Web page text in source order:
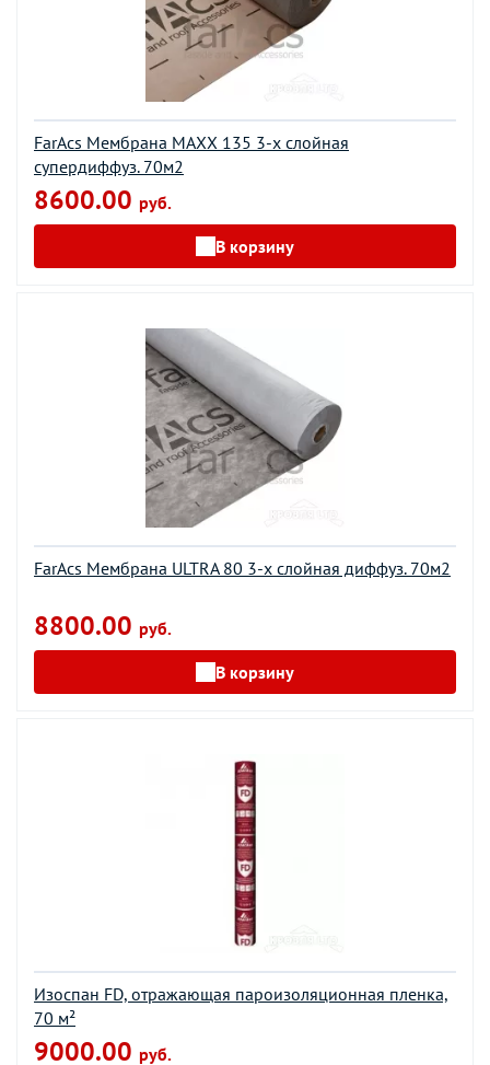
FarAcs Мембрана MAXX 135 3-х слойная
супердиффуз. 70м2
8600.00 руб.
В корзину
FarAcs Мембрана ULTRA 80 3-х слойная диффуз. 70м2
8800.00 руб.
В корзину
Изоспан FD, отражающая пароизоляционная пленка,
70 м²
9000.00 руб.